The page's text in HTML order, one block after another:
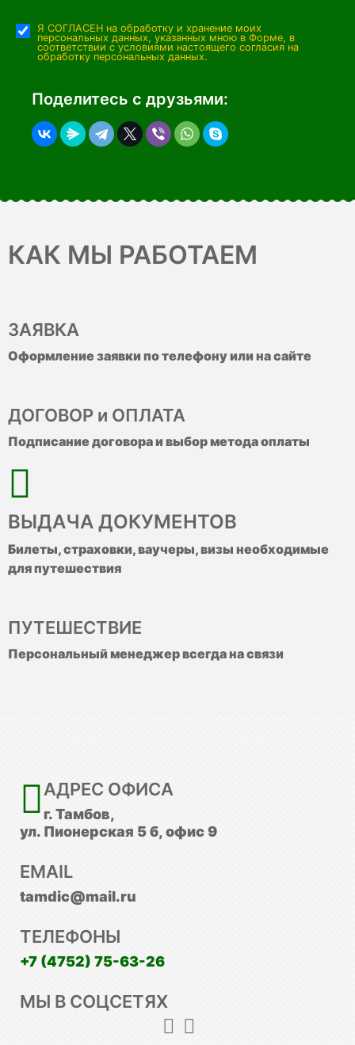
Я СОГЛАСЕН на обработку и хранение моих
персональных данных, указанных мною в Форме, в
соответствии с условиями настоящего согласия на
обработку персональных данных.
Поделитесь с друзьями:
КАК МЫ РАБОТАЕМ
ЗАЯВКА
Оформление заявки по телефону или на сайте
ДОГОВОР и ОПЛАТА
Подписание договора и выбор метода оплаты
ВЫДАЧА ДОКУМЕНТОВ
Билеты, страховки, ваучеры, визы необходимые
для путешествия
ПУТЕШЕСТВИЕ
Персональный менеджер всегда на связи
АДРЕС ОФИСА
г. Тамбов,
ул. Пионерская 5 б, офис 9
EMAIL
tamdic@mail.ru
ТЕЛЕФОНЫ
+7 (4752) 75-63-26
МЫ В СОЦСЕТЯХ